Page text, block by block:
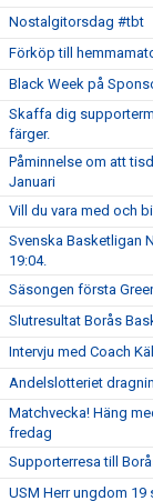
Nostalgitorsdag #tbt
Förköp till
Black Week på
Skaffa dig
färger.
Påminnelse om att
Januari
Vill du vara med och
Svenska Basketligan
19:04.
Säsongen första
Slutresultat Borås
Intervju med Coach
Andelslotteriet
Matchvecka! Häng
fredag
Supporterresa till
USM Herr ungdom